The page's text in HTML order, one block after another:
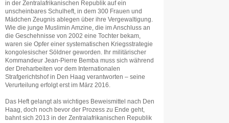
in der Zentralafrikanischen Republik auf ein
unscheinbares Schulheft, in dem 300 Frauen und
Mädchen Zeugnis ablegen über ihre Vergewaltigung.
Wie die junge Muslimin Amzine, die im Anschluss an
die Geschehnisse von 2002 eine Tochter bekam,
waren sie Opfer einer systematischen Kriegsstrategie
kongolesischer Söldner geworden. Ihr militärischer
Kommandeur Jean-Pierre Bemba muss sich während
der Dreharbeiten vor dem Internationalen
Strafgerichtshof in Den Haag verantworten – seine
Verurteilung erfolgt erst im März 2016.
Das Heft gelangt als wichtiges Beweismittel nach Den
Haag, doch noch bevor der Prozess zu Ende geht,
bahnt sich 2013 in der Zentralafrikanischen Republik